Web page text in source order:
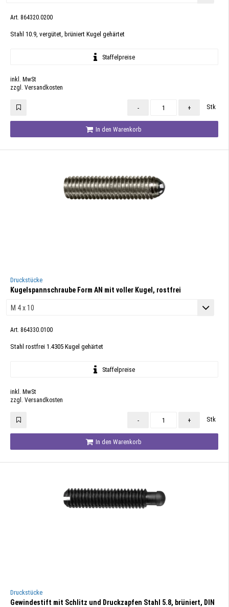
Art. 864320.0200
Stahl 10.9, vergütet, brüniert Kugel gehärtet
Staffelpreise
inkl. MwSt
zzgl. Versandkosten
- + Stk
In den Warenkorb
Druckstücke
Kugelspannschraube Form AN mit voller Kugel, rostfrei
Art. 864330.0100
Stahl rostfrei 1.4305 Kugel gehärtet
Staffelpreise
inkl. MwSt
zzgl. Versandkosten
- + Stk
In den Warenkorb
Druckstücke
Gewindestift mit Schlitz und Druckzapfen Stahl 5.8, brüniert, DIN